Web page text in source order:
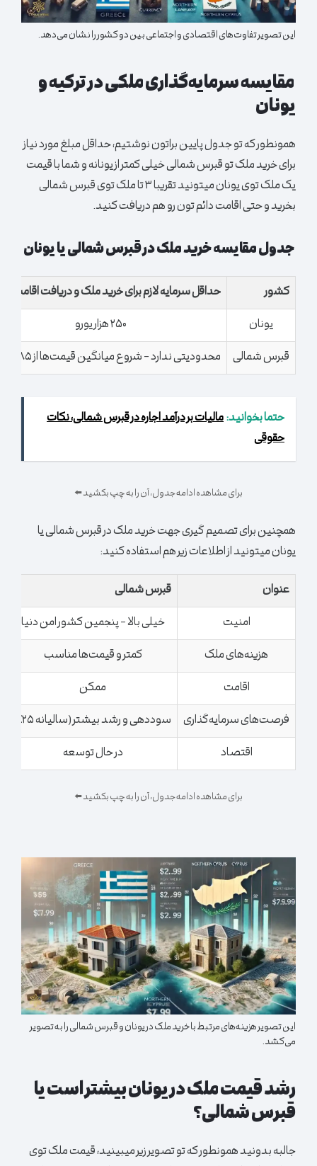
این تصویر تفاوت‌های اقتصادی و اجتماعی بین دو کشور را نشان می‌دهد.
مقایسه سرمایه‌گذاری ملکی در ترکیه و
یونان
همونطور که تو جدول پایین براتون نوشتیم، حداقل مبلغ مورد نیاز
برای خرید ملک تو قبرس شمالی خیلی کمتر از یونانه و شما با قیمت
یک ملک توی یونان میتونید تقریبا ۳ تا ملک توی قبرس شمالی
بخرید و حتی اقامت دائم تون رو هم دریافت کنید.
جدول مقایسه خرید ملک در قبرس شمالی یا یونان
کشور
حداقل سرمایه لازم برای خرید ملک و دریافت اقامت
یونان
۲۵۰ هزار یورو
قبرس شمالی
محدودیتی ندارد – شروع میانگین قیمت‌ها از ۸۵ هزار پوند
حتما بخوانید:مالیات بر درآمد اجاره در قبرس شمالی، نکات
حقوقی
برای مشاهده ادامه جدول، آن را به چپ بکشید ⬅️
همچنین برای تصمیم گیری جهت خرید ملک در قبرس شمالی یا
یونان میتونید از اطلاعات زیر هم استفاده کنید:
عنوان قبرس شمالی
امنیت
خیلی بالا – پنجمین کشور امن دنیا
هزینه‌های ملک
کمتر و قیمت‌ها مناسب
اقامت
ممکن
فرصت‌های سرمایه‌گذاری
سوددهی و رشد بیشتر (سالیانه ۲۵٪)
اقتصاد
در حال توسعه
برای مشاهده ادامه جدول، آن را به چپ بکشید ⬅️
این تصویر هزینه‌های مرتبط با خرید ملک در یونان و قبرس شمالی را به تصویر
می‌کشد.
رشد قیمت ملک در یونان بیشتر است یا
قبرس شمالی؟
جالبه بدونید همونطور که تو تصویر زیر میبینید، قیمت ملک توی